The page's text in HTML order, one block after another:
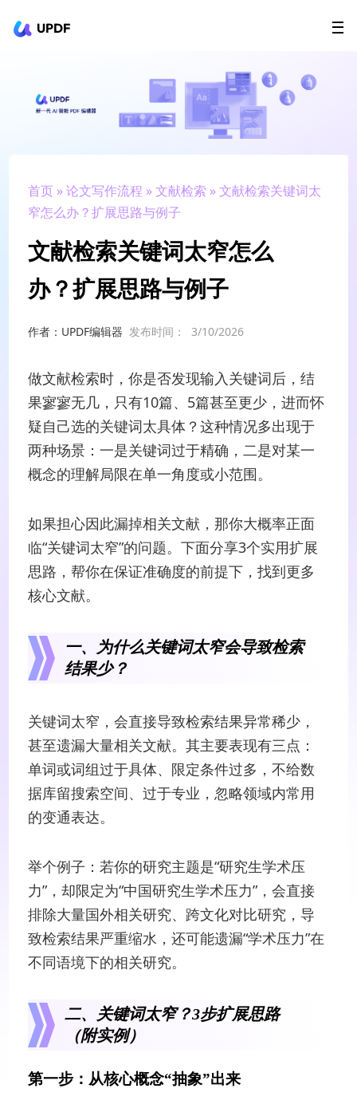
UPDF
AI Agents
政企采购
升级会员
首页 »论文写作流程 »文献检索 » 文献检索关键词太
窄怎么办？扩展思路与例子
文献检索关键词太窄怎么
办？扩展思路与例子
作者：UPDF编辑器 发布时间： 3/10/2026
做文献检索时，你是否发现输入关键词后，结
果寥寥无几，只有10篇、5篇甚至更少，进而怀
疑自己选的关键词太具体？这种情况多出现于
两种场景：一是关键词过于精确，二是对某一
概念的理解局限在单一角度或小范围。
如果担心因此漏掉相关文献，那你大概率正面
临“关键词太窄”的问题。下面分享3个实用扩展
思路，帮你在保证准确度的前提下，找到更多
核心文献。
一、为什么关键词太窄会导致检索
结果少？
关键词太窄，会直接导致检索结果异常稀少，
甚至遗漏大量相关文献。其主要表现有三点：
单词或词组过于具体、限定条件过多，不给数
据库留搜索空间、过于专业，忽略领域内常用
的变通表达。
举个例子：若你的研究主题是“研究生学术压
力”，却限定为“中国研究生学术压力”，会直接
排除大量国外相关研究、跨文化对比研究，导
致检索结果严重缩水，还可能遗漏“学术压力”在
不同语境下的相关研究。
二、关键词太窄？3步扩展思路
（附实例）
第一步：从核心概念“抽象”出来